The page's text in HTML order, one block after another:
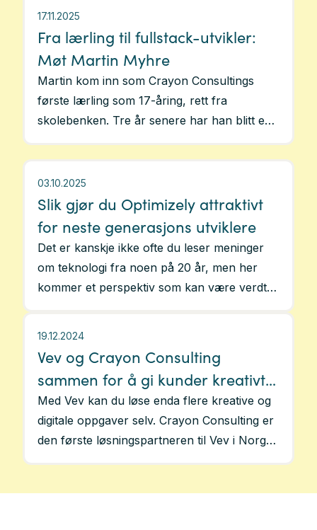
17.11.2025
Fra lærling til fullstack-utvikler:
Møt Martin Myhre
Martin kom inn som Crayon Consultings
første lærling som 17-åring, rett fra
skolebenken. Tre år senere har han blitt en
nøkkelressurs innen nettside, portal og
ehandel. I dag hjelper han kunder med å
styrke sin digitale tilstedeværelse ved å skape
gode løsninger som varer.
03.10.2025
Slik gjør du Optimizely attraktivt
for neste generasjons utviklere
Det er kanskje ikke ofte du leser meninger
om teknologi fra noen på 20 år, men her
kommer et perspektiv som kan være verdt å
19.12.2024
Vev og Crayon Consulting
sammen for å gi kunder kreativt
digitalt løft
Med Vev kan du løse enda flere kreative og
digitale oppgaver selv. Crayon Consulting er
den første løsningspartneren til Vev i Norge.